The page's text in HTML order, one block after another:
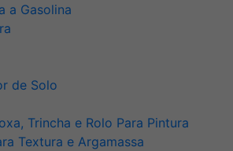
a Gasolina
de Solo
Trincha e Rolo Para Pintura
Textura e Argamassa